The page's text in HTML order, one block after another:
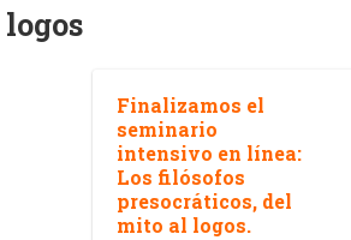
logos
Finalizamos el
seminario
intensivo en línea:
Los filósofos
presocráticos, del
mito al logos.